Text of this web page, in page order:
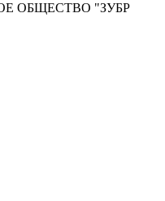
ОБЩЕСТВО "ЗУБР